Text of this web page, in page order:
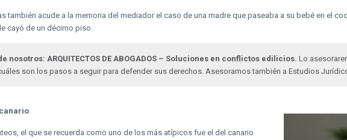
también acude a la memoria del mediador el caso de una madre que paseaba a su bebé en el
cayó de un décimo piso.
nosotros: ARQUITECTOS DE ABOGADOS – Soluciones en conflictos edilicios. Lo
son los pasos a seguir para defender sus derechos. Asesoramos también a Estudios
el que se recuerda como uno de los más atípicos fue el del canario